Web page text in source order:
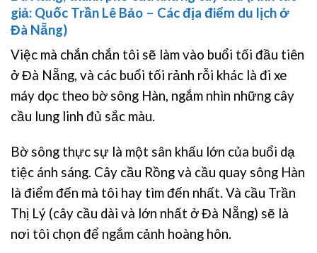
giả: Quốc Trần Lê Bảo – Các địa điểm du lịch ở
Đà Nẵng)
Việc mà chắn chắn tôi sẽ làm vào buổi tối đầu tiên
ở Đà Nẵng, và các buổi tối rảnh rỗi khác là đi xe
máy dọc theo bờ sông Hàn, ngắm nhìn những cây
cầu lung linh đủ sắc màu.
Bờ sông thực sự là một sân khấu lớn của buổi dạ
tiệc ánh sáng. Cây cầu Rồng và cầu quay sông Hàn
là điểm đến mà tôi hay tìm đến nhất. Và cầu Trần
Thị Lý (cây cầu dài và lớn nhất ở Đà Nẵng) sẽ là
nơi tôi chọn để ngắm cảnh hoàng hôn.